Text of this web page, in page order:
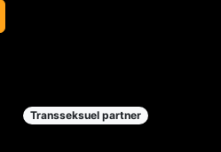
Transseksuel partner